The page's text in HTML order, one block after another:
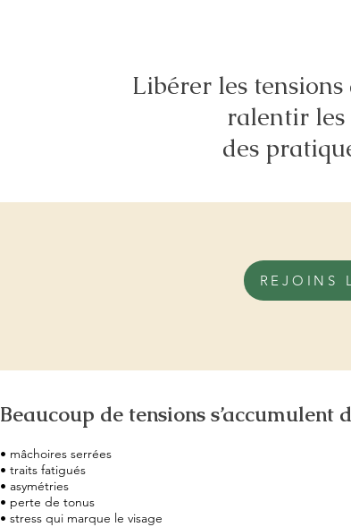
Libérer les
ralentir les
des
REJOINS
Beaucoup de tensions s’accumulent
• mâchoires serrées
• traits fatigués
• asymétries
• perte de tonus
• stress qui marque le visage